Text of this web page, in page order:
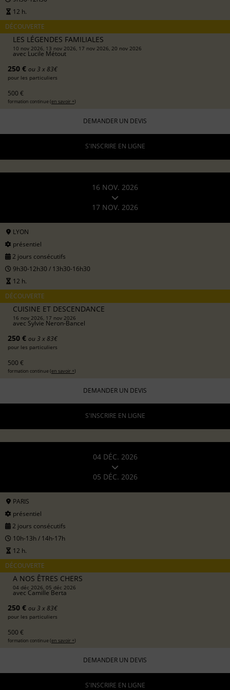
12 h.
DÉCOUVERTE
LES LÉGENDES FAMILIALES
10 nov 2026, 13 nov 2026, 17 nov 2026, 20 nov 2026
avec Lucile Métout
250 € ou 3 x 83€
pour les particuliers
500 €
formation continue (en savoir +)
DEMANDER UN DEVIS
S'INSCRIRE EN LIGNE
16 NOV. 2026
17 NOV. 2026
LYON
présentiel
2 jours consécutifs
9h30-12h30 / 13h30-16h30
12 h.
DÉCOUVERTE
CUISINE ET DESCENDANCE
16 nov 2026, 17 nov 2026
avec Sylvie Neron-Bancel
250 € ou 3 x 83€
pour les particuliers
500 €
formation continue (en savoir +)
DEMANDER UN DEVIS
S'INSCRIRE EN LIGNE
04 DÉC. 2026
05 DÉC. 2026
PARIS
présentiel
2 jours consécutifs
10h-13h / 14h-17h
12 h.
DÉCOUVERTE
A NOS ÊTRES CHERS
04 déc 2026, 05 déc 2026
avec Camille Berta
250 € ou 3 x 83€
pour les particuliers
500 €
formation continue (en savoir +)
DEMANDER UN DEVIS
S'INSCRIRE EN LIGNE